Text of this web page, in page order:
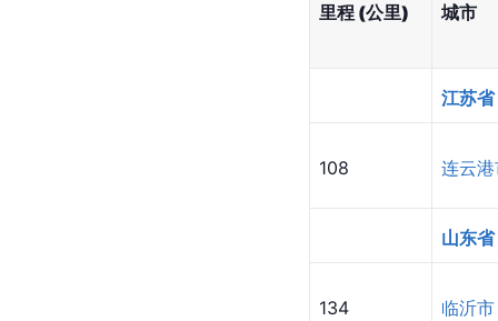
里程 (公里) 城市
江苏省
108 连云
山东省
134 临沂市